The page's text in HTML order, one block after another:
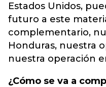
Estados Unidos,
futuro a este
complementario,
Honduras, nuestra
nuestra operación
¿Cómo se va a